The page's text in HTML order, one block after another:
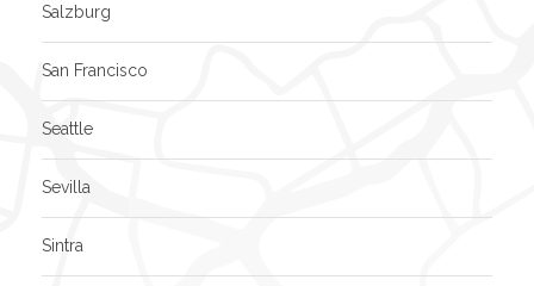
Salzburg
San Francisco
Seattle
Sevilla
Sintra